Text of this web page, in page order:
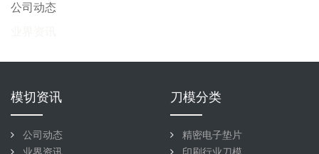
公司动态
模切资讯
公司动态
刀模分类
精密电子垫片